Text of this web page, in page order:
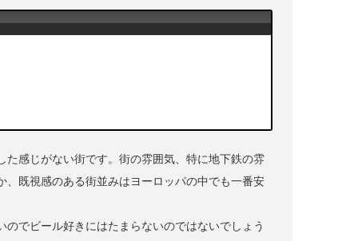
感じがない街です。街の雰囲気、特に地下鉄の雰
既視感のある街並みはヨーロッパの中でも一番安
でビール好きにはたまらないのではないでしょう